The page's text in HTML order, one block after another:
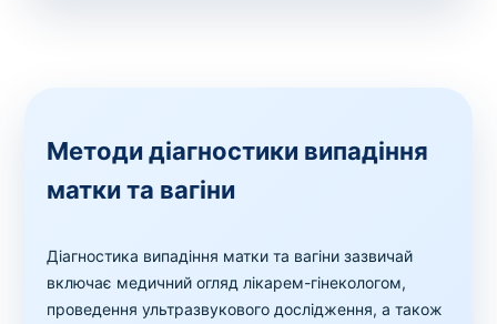
Методи діагностики випадіння
матки та вагіни
Діагностика випадіння матки та вагіни зазвичай
включає медичний огляд лікарем-гінекологом,
проведення ультразвукового дослідження, а також